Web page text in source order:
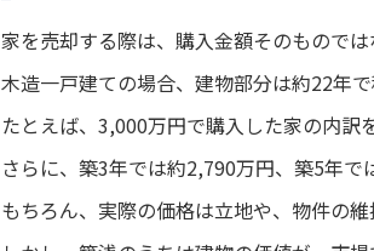
家を売却する際は、購入金額そのもので
木造一戸建ての場合、建物部分は約22年
たとえば、3,000万円で購入した家の内訳
さらに、築3年では約2,790万円、築5年で
もちろん、実際の価格は立地や、物件の